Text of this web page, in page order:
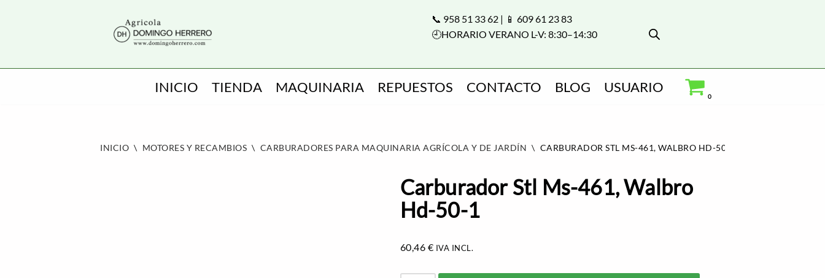
📞 958 51 33 62 | 📱 609 61 23 83
🕘HORARIO VERANO L-V: 8:30–14:30
INICIO TIENDA MAQUINARIA REPUESTOS CONTACTO BLOG USUARIO
0
INICIO \ MOTORES Y RECAMBIOS \ CARBURADORES PARA MAQUINARIA AGRÍCOLA Y DE JARDÍN \ CARBURADOR STL MS-461, WALBRO HD-50-1
Carburador Stl Ms-461, Walbro
Hd-50-1
60,46 € IVA INCL.